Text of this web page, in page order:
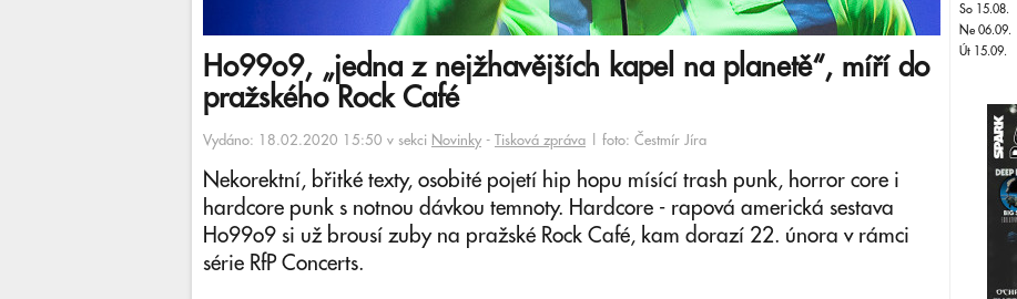
Ho99o9, „jedna z nejžhavějších kapel na planetě“, míří do
pražského Rock Café
Vydáno: 18.02.2020 15:50 v sekci Novinky - Tisková zpráva | foto: Čestmír Jíra
Nekorektní, břitké texty, osobité pojetí hip hopu mísící trash punk, horror core i
hardcore punk s notnou dávkou temnoty. Hardcore - rapová americká sestava
Ho99o9 si už brousí zuby na pražské Rock Café, kam dorazí 22. února v rámci
série RfP Concerts.
So 15.08.
Ne 06.09.
Út 15.09.